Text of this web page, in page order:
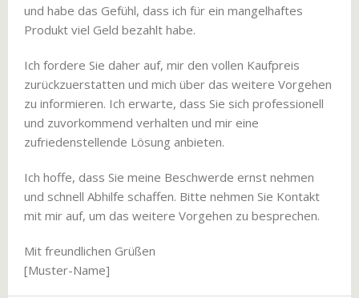
und habe das Gefühl, dass ich für ein mangelhaftes
Produkt viel Geld bezahlt habe.
Ich fordere Sie daher auf, mir den vollen Kaufpreis
zurückzuerstatten und mich über das weitere Vorgehen
zu informieren. Ich erwarte, dass Sie sich professionell
und zuvorkommend verhalten und mir eine
zufriedenstellende Lösung anbieten.
Ich hoffe, dass Sie meine Beschwerde ernst nehmen
und schnell Abhilfe schaffen. Bitte nehmen Sie Kontakt
mit mir auf, um das weitere Vorgehen zu besprechen.
Mit freundlichen Grüßen
[Muster-Name]